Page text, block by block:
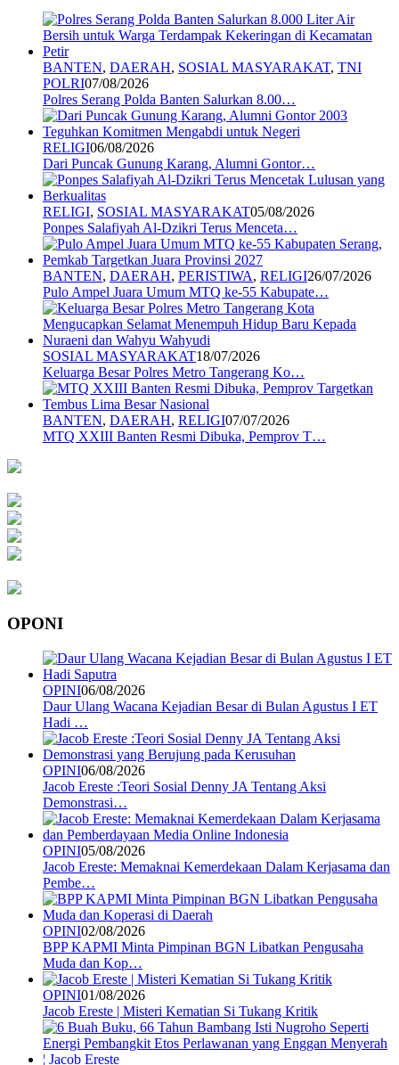
BANTEN, DAERAH, SOSIAL MASYARAKAT, TNI
POLRI07/08/2026
Polres Serang Polda Banten Salurkan 8.00…
RELIGI06/08/2026
Dari Puncak Gunung Karang, Alumni Gontor…
RELIGI, SOSIAL MASYARAKAT05/08/2026
Ponpes Salafiyah Al-Dzikri Terus Menceta…
BANTEN, DAERAH, PERISTIWA, RELIGI26/07/2026
Pulo Ampel Juara Umum MTQ ke-55 Kabupate…
SOSIAL MASYARAKAT18/07/2026
Keluarga Besar Polres Metro Tangerang Ko…
BANTEN, DAERAH, RELIGI07/07/2026
MTQ XXIII Banten Resmi Dibuka, Pemprov T…
OPONI
OPINI06/08/2026
Daur Ulang Wacana Kejadian Besar di Bulan Agustus I ET
Hadi …
OPINI06/08/2026
Jacob Ereste :Teori Sosial Denny JA Tentang Aksi
Demonstrasi…
OPINI05/08/2026
Jacob Ereste: Memaknai Kemerdekaan Dalam Kerjasama dan
Pembe…
OPINI02/08/2026
BPP KAPMI Minta Pimpinan BGN Libatkan Pengusaha
Muda dan Kop…
OPINI01/08/2026
Jacob Ereste | Misteri Kematian Si Tukang Kritik